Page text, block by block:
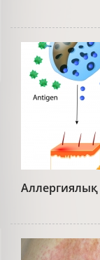
Аллергиялық